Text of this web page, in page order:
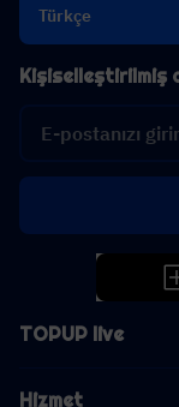
Türkçe
TOPUP live
Hizmet
Kişiselleştirilmiş